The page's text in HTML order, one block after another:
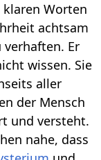
Worten
achtsam
Er
wissen. Sie
aller
der Mensch
und versteht.
nahe, dass